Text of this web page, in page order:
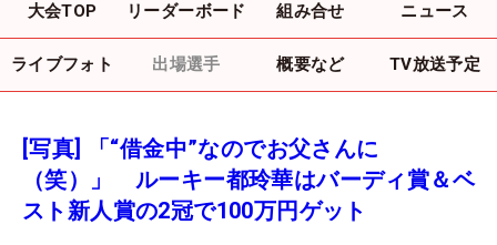
大会TOP リーダーボード 組み合せ ニュース
ライブフォト 出場選手 概要など TV放送予定
[写真] 「“借金中”なのでお父さんに
（笑）」 ルーキー都玲華はバーディ賞＆ベ
スト新人賞の2冠で100万円ゲット